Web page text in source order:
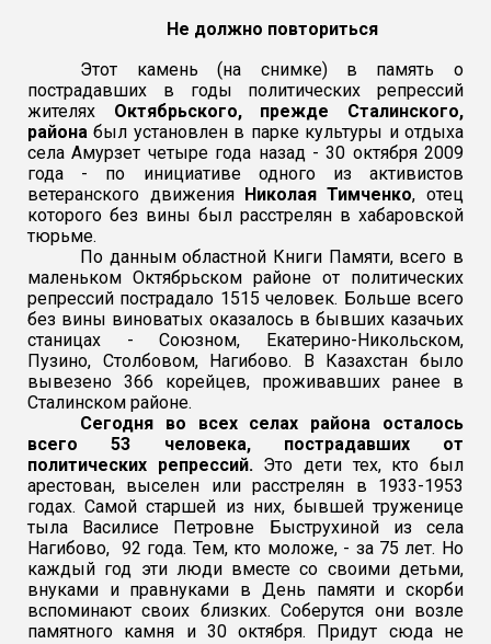
Не должно повториться
Этот камень (на снимке) в память о
пострадавших в годы политических репрессий
жителях Октябрьского, прежде Сталинского,
районабыл установлен в парке культуры и отдыха
селаАмурзет четыре года назад - 30 октября 2009
года - по инициативе одного из активистов
ветеранского движения Николая Тимченко, отец
которого без вины был расстрелян в хабаровской
тюрьме.
По данным областной Книги Памяти, всего в
маленьком Октябрьском районе от политических
репрессий пострадало 1515 человек. Больше всего
без вины виноватых оказалось в бывших казачьих
станицах - Союзном, Екатерино-Никольском,
Пузино, Столбовом, Нагибово. В Казахстан было
вывезено 366 корейцев, проживавших ранее в
Сталинском районе.
Сегодня во всех селах района осталось
всего 53 человека, пострадавших от
политических репрессий. Это дети тех, кто был
арестован, выселен или расстрелян в 1933-1953
годах. Самой старшей из них, бывшей труженице
тыла Василисе Петровне Быструхиной из села
Нагибово, 92 года. Тем, кто моложе, - за 75 лет. Но
каждый год эти люди вместе со своими детьми,
внуками и правнуками в День памяти и скорби
вспоминают своих близких. Соберутся они возле
памятного камня и 30 октября. Придут сюда не